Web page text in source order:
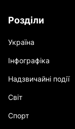
Розділи
Україна
Інфографіка
Надзвичайні події
Світ
Спорт